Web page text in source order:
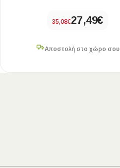
35,08€27,49€
Αποστολή στο χώρο σου